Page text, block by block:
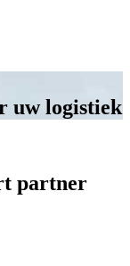
uw logistiek
partner